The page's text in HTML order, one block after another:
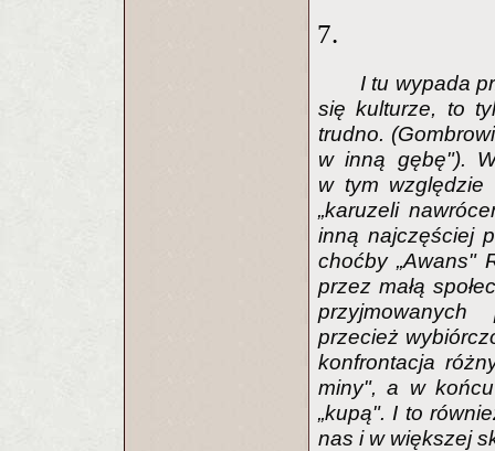
7.
I tu wypada
się kulturze, to
trudno.
w inną gębę").
w tym względzie
„karuzeli
inną najczęściej
choćby „Awans"
przez małą
przecież
konfrontacja
miny", a w
„kupą". I to
nas i w większej